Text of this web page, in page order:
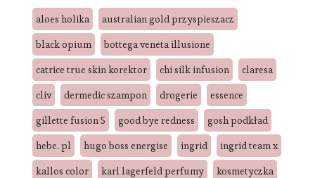
aloes holika
australian gold przyspieszacz
black opium
bottega veneta illusione
catrice true skin korektor
chi silk infusion
claresa
cliv
dermedic szampon drogerie
essence
gillette fusion 5
good bye redness
gosh podkład
hebe. pl
hugo boss energise ingrid
ingrid team x
kallos color
karl lagerfeld perfumy kosmetyczka